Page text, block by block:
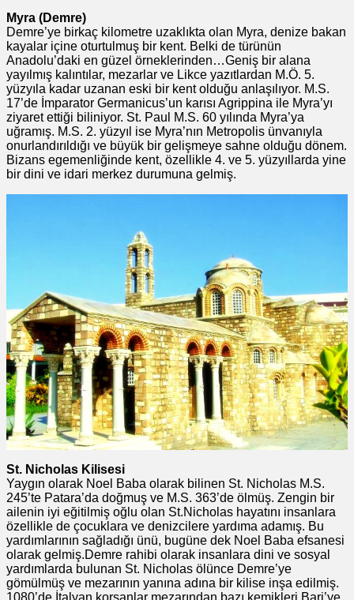
Myra (Demre)
Demre’ye birkaç kilometre uzaklıkta olan Myra, denize bakan
kayalar içine oturtulmuş bir kent. Belki de türünün
Anadolu’daki en güzel örneklerinden…Geniş bir alana
yayılmış kalıntılar, mezarlar ve Likce yazıtlardan M.Ö. 5.
yüzyıla kadar uzanan eski bir kent olduğu anlaşılıyor. M.S.
17’de İmparator Germanicus’un karısı Agrippina ile Myra’yı
ziyaret ettiği biliniyor. St. Paul M.S. 60 yılında Myra’ya
uğramış. M.S. 2. yüzyıl ise Myra’nın Metropolis ünvanıyla
onurlandırıldığı ve büyük bir gelişmeye sahne olduğu dönem.
Bizans egemenliğinde kent, özellikle 4. ve 5. yüzyıllarda yine
bir dini ve idari merkez durumuna gelmiş.
St. Nicholas Kilisesi
Yaygın olarak Noel Baba olarak bilinen St. Nicholas M.S.
245’te Patara’da doğmuş ve M.S. 363’de ölmüş. Zengin bir
ailenin iyi eğitilmiş oğlu olan St.Nicholas hayatını insanlara
özellikle de çocuklara ve denizcilere yardıma adamış. Bu
yardımlarının sağladığı ünü, bugüne dek Noel Baba efsanesi
olarak gelmiş.Demre rahibi olarak insanlara dini ve sosyal
yardımlarda bulunan St. Nicholas ölünce Demre’ye
gömülmüş ve mezarının yanına adına bir kilise inşa edilmiş.